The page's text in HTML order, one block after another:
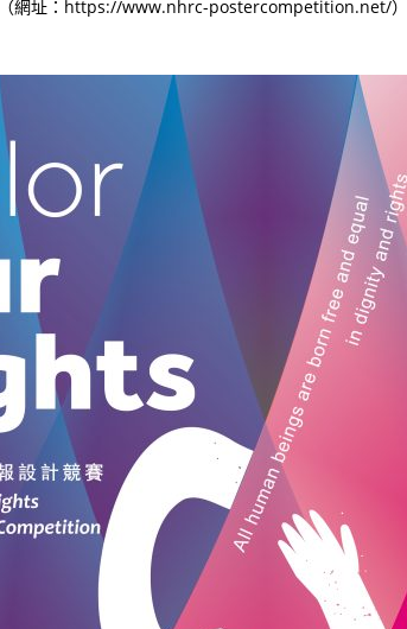
（網址：https://www.nhrc-postercompetition.net/